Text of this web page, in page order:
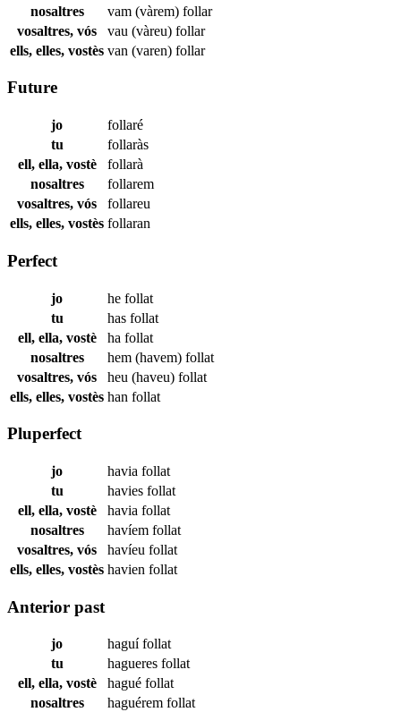
nosaltres
vam (vàrem) follar
vosaltres, vós
vau (vàreu) follar
ells, elles, vostès van (varen) follar
Future
jo
follaré
tu
follaràs
ell, ella, vostè
follarà
nosaltres
follarem
vosaltres, vós
follareu
ells, elles, vostès follaran
Perfect
jo he follat
tu
has follat
ell, ella, vostè
ha follat
nosaltres
hem (havem) follat
vosaltres, vós
heu (haveu) follat
ells, elles, vostès han follat
Pluperfect
jo havia follat
tu
havies follat
ell, ella, vostè
havia follat
nosaltres
havíem follat
vosaltres, vós
havíeu follat
ells, elles, vostès havien follat
Anterior past
jo haguífollat
tu
hagueres follat
ell, ella, vostè
hagué follat
nosaltres
haguérem follat